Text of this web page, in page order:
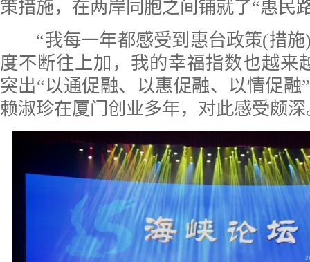
策措施，在两岸同胞之间铺就了“惠民
“我每一年都感受到惠台政策(措施)
度不断往上加，我的幸福指数也越来
突出“以通促融、以惠促融、以情促融
赖淑珍在厦门创业多年，对此感受颇深